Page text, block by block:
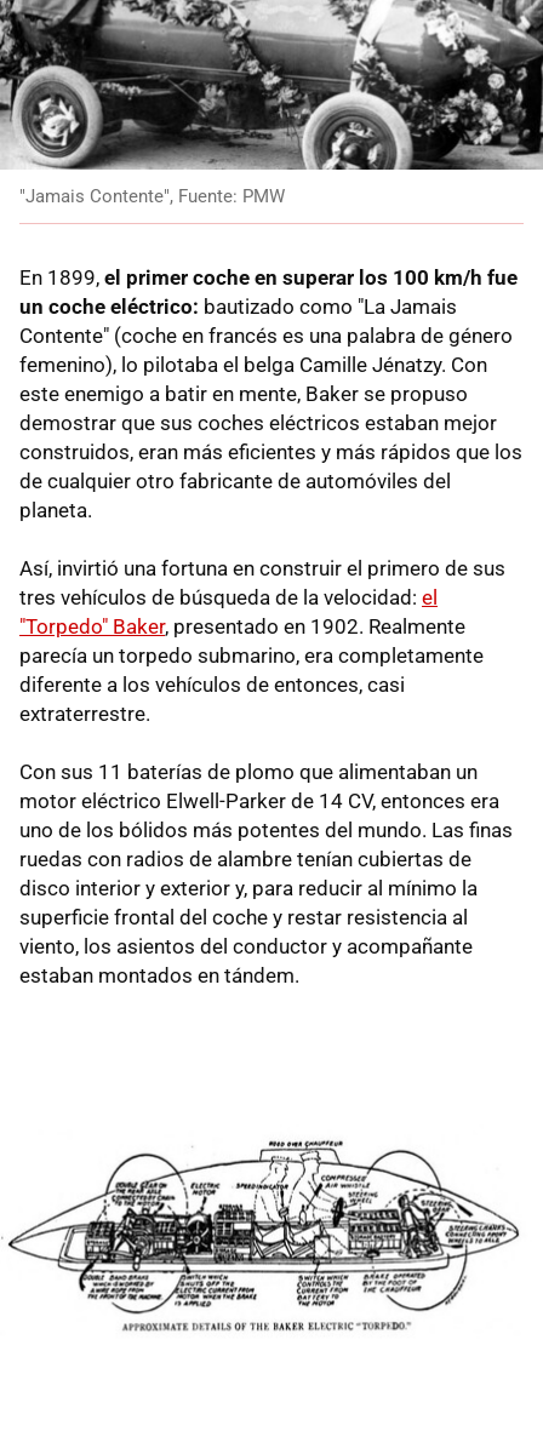
"Jamais Contente", Fuente: PMW
En 1899, el primer coche en superar los 100 km/h fue
un coche eléctrico: bautizado como "La Jamais
Contente" (coche en francés es una palabra de género
femenino), lo pilotaba el belga Camille Jénatzy. Con
este enemigo a batir en mente, Baker se propuso
demostrar que sus coches eléctricos estaban mejor
construidos, eran más eficientes y más rápidos que los
de cualquier otro fabricante de automóviles del
planeta.
Así, invirtió una fortuna en construir el primero de sus
tres vehículos de búsqueda de la velocidad: el
"Torpedo" Baker, presentado en 1902. Realmente
parecía un torpedo submarino, era completamente
diferente a los vehículos de entonces, casi
extraterrestre.
Con sus 11 baterías de plomo que alimentaban un
motor eléctrico Elwell-Parker de 14 CV, entonces era
uno de los bólidos más potentes del mundo. Las finas
ruedas con radios de alambre tenían cubiertas de
disco interior y exterior y, para reducir al mínimo la
superficie frontal del coche y restar resistencia al
viento, los asientos del conductor y acompañante
estaban montados en tándem.